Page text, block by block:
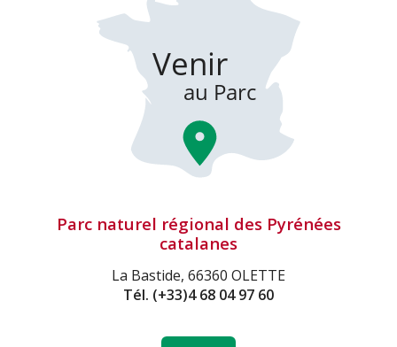
Parc naturel régional des Pyrénées
catalanes
La Bastide, 66360 OLETTE
Tél. (+33)4 68 04 97 60